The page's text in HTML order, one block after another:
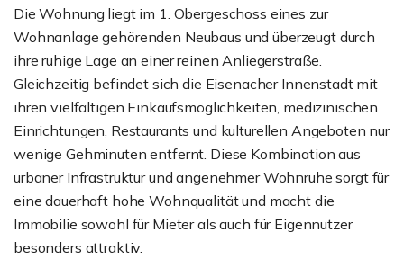
Die Wohnung liegt im 1. Obergeschoss eines zur
Wohnanlage gehörenden Neubaus und überzeugt durch
ihre ruhige Lage an einer reinen Anliegerstraße.
Gleichzeitig befindet sich die Eisenacher Innenstadt mit
ihren vielfältigen Einkaufsmöglichkeiten, medizinischen
Einrichtungen, Restaurants und kulturellen Angeboten nur
wenige Gehminuten entfernt. Diese Kombination aus
urbaner Infrastruktur und angenehmer Wohnruhe sorgt für
eine dauerhaft hohe Wohnqualität und macht die
Immobilie sowohl für Mieter als auch für Eigennutzer
besonders attraktiv.